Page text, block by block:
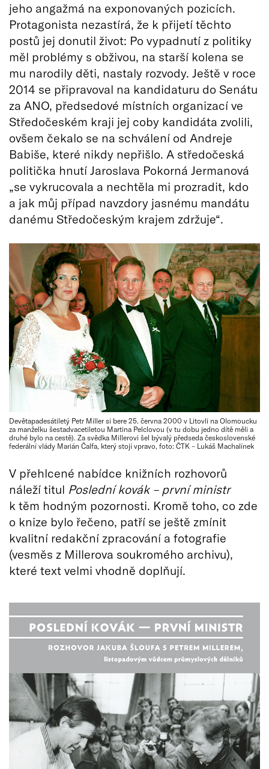
jeho angažmá na exponovaných pozicích.
Protagonista nezastírá, že k přijetí těchto
postů jej donutil život: Po vypadnutí z politiky
měl problémy s obživou, na starší kolena se
mu narodily děti, nastaly rozvody. Ještě v roce
2014 se připravoval na kandidaturu do Senátu
za ANO, předsedové místních organizací ve
Středočeském kraji jej coby kandidáta zvolili,
ovšem čekalo se na schválení od Andreje
Babiše, které nikdy nepřišlo. A středočeská
politička hnutí Jaroslava Pokorná Jermanová
„se vykrucovala a nechtěla mi prozradit, kdo
a jak můj případ navzdory jasnému mandátu
danému Středočeským krajem zdržuje“.
Devětapadesátiletý Petr Miller si bere 25. června 2000 v Litovli na Olomoucku
za manželku šestadvacetiletou Martina Pelclovou (v tu dobu jedno dítě měli a
druhé bylo na cestě). Za svědka Millerovi šel bývalý předseda československé
federální vlády Marián Čalfa, který stojí vpravo, foto: ČTK – Lukáš Machalínek
V přehlcené nabídce knižních rozhovorů
náleží titul Poslední kovák – první ministr
k těm hodným pozornosti. Kromě toho, co zde
o knize bylo řečeno, patří se ještě zmínit
kvalitní redakční zpracování a fotografie
(vesměs z Millerova soukromého archivu),
které text velmi vhodně doplňují.